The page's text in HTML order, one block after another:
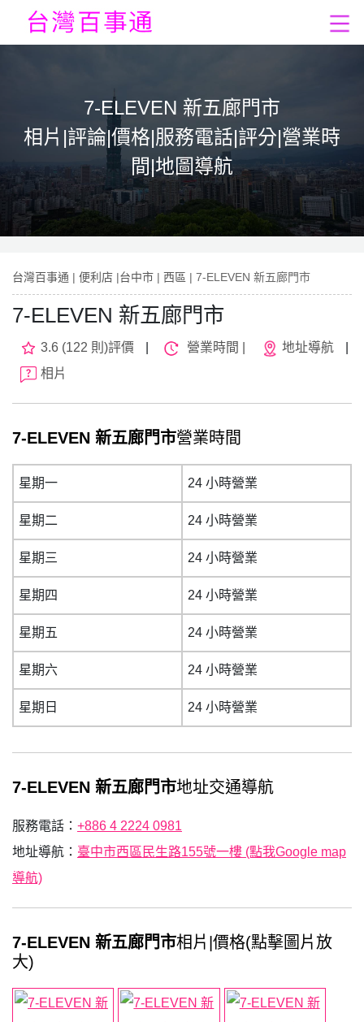
7-ELEVEN 新五廊門市
相片|評論|價格|服務電話|評分|營業時
間|地圖導航
台灣百事通 | 便利店 |台中市 | 西區 | 7-ELEVEN 新五廊門市
7-ELEVEN 新五廊門市
3.6 (122 則)評價 營業時間 | 地址導航
相片
7-ELEVEN 新五廊門市營業時間
星期一 24 小時營業
星期二 24 小時營業
星期三 24 小時營業
星期四 24 小時營業
星期五 24 小時營業
星期六 24 小時營業
星期日 24 小時營業
7-ELEVEN 新五廊門市地址交通導航
服務電話： +886 4 2224 0981
地址導航： 臺中市西區民生路155號一樓 (點我Google map
導航)
7-ELEVEN 新五廊門市相片|價格(點擊圖片放
大)